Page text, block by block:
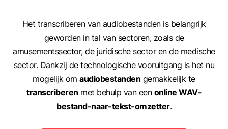
Het transcriberen van audiobestanden is belangrijk
geworden in tal van sectoren, zoals de
amusementssector, de juridische sector en de medische
sector. Dankzij de technologische vooruitgang is het nu
mogelijk omaudiobestanden gemakkelijk te
transcriberen met behulp van een online WAV-
bestand-naar-tekst-omzetter.